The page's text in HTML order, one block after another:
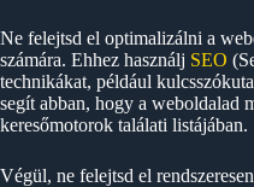
Ne felejtsd el optimalizálni a
számára. Ehhez használj SEO
technikákat, például
segít abban, hogy a weboldalad
keresőmotorok találati listájában.
Végül, ne felejtsd el